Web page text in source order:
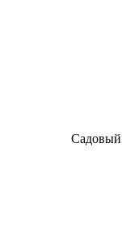
Садовый